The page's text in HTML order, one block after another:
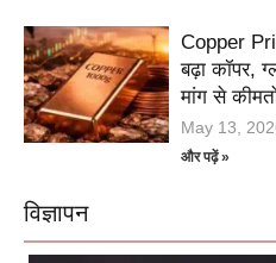
Copper
बढ़ा कॉपर,
मांग से
May 13,
और पढ़ें »
विज्ञापन